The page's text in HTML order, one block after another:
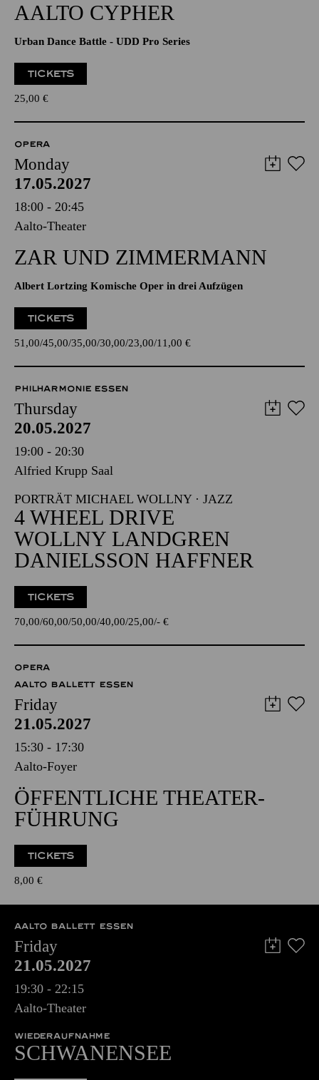
AALTO CYPHER
Urban Dance Battle - UDD Pro Series
TICKETS
25,00 €
OPERA
Monday
17.05.2027
18:00 - 20:45
Aalto-Theater
ZAR UND ZIMMERMANN
Albert Lortzing Komische Oper in drei Aufzügen
TICKETS
51,00 45,00 35,00 30,00 23,00 11,00 €
PHILHARMONIE ESSEN
Thursday
20.05.2027
19:00 - 20:30
Alfried Krupp Saal
PORTRÄT MICHAEL WOLLNY · JAZZ
4 WHEEL DRIVE
WOLLNY LANDGREN
DANIELSSON HAFFNER
TICKETS
70,00 60,00 50,00 40,00 25,00 - €
OPERA
AALTO BALLETT ESSEN
Friday
21.05.2027
15:30 - 17:30
Aalto-Foyer
ÖFFENTLICHE THEATER­
FÜHRUNG
TICKETS
8,00 €
AALTO BALLETT ESSEN
Friday
21.05.2027
19:30 - 22:15
Aalto-Theater
WIEDERAUFNAHME
SCHWANENSEE